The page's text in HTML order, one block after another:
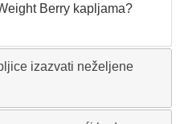
Berry kapljama?
izazvati neželjene